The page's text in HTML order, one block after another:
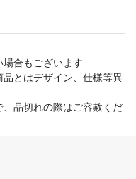
合もございます
とはデザイン、仕様等異
品切れの際はご容赦くだ